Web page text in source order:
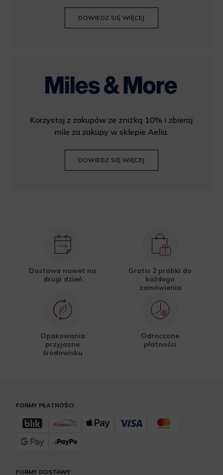
DOWIEDZ SIĘ WIĘCEJ
Korzystaj z zakupów ze zniżką 10% i zbieraj
mile za zakupy w sklepie Aelia.
DOWIEDZ SIĘ WIĘCEJ
Dostawa nawet na
drugi dzień
Gratis 2 próbki do
każdego
zamówienia
Opakowania
przyjazne
środowisku
Odroczone
płatności
FORMY DOSTAWY
FORMY PŁATNOŚCI